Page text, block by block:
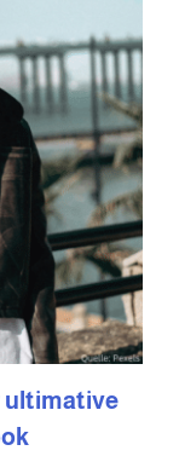
ultimative